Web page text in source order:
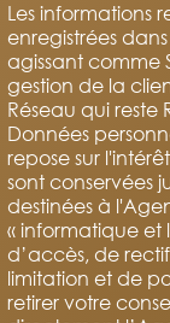
Les informations
enregistrées
agissant comme
gestion de la
Réseau qui reste
Données
repose sur
sont conservées
destinées à
« informatique et
d’accès, de
limitation et de
retirer votre